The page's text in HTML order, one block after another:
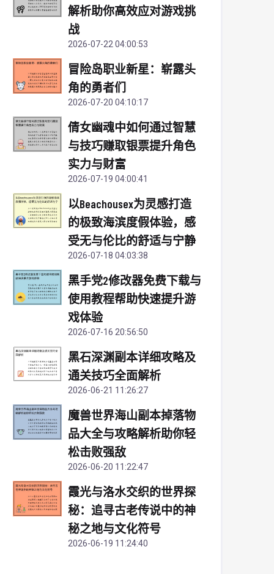
解析助你高效应对游戏挑
战
2026-07-22 04:00:53
冒险岛职业新星：崭露头
角的勇者们
2026-07-20 04:10:17
倩女幽魂中如何通过智慧
与技巧赚取银票提升角色
实力与财富
2026-07-19 04:00:41
以Beachousex为灵感打造
的极致海滨度假体验，感
受无与伦比的舒适与宁静
2026-07-18 04:03:38
黑手党2修改器免费下载与
使用教程帮助快速提升游
戏体验
2026-07-16 20:56:50
黑石深渊副本详细攻略及
通关技巧全面解析
2026-06-21 11:26:27
魔兽世界海山副本掉落物
品大全与攻略解析助你轻
松击败强敌
2026-06-20 11:22:47
霞光与洛水交织的世界探
秘：追寻古老传说中的神
秘之地与文化符号
2026-06-19 11:24:40